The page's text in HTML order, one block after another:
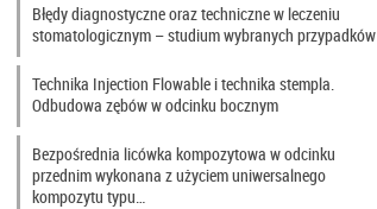
Błędy diagnostyczne oraz techniczne w leczeniu
stomatologicznym – studium wybranych przypadków
Technika Injection Flowable i technika stempla.
Odbudowa zębów w odcinku bocznym
Bezpośrednia licówka kompozytowa w odcinku
przednim wykonana z użyciem uniwersalnego
kompozytu typu…